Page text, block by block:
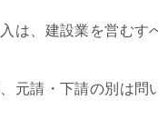
は、建設業を営むす
元請・下請の別は問